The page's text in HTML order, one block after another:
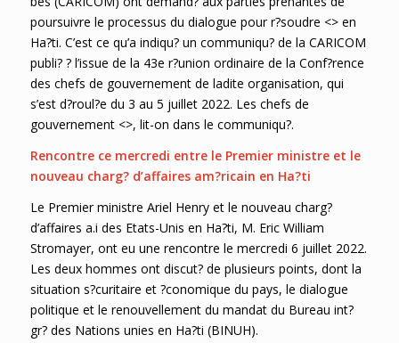
poursuivre le processus du dialogue pour r?soudre <> en
Ha?ti. C’est ce qu’a indiqu? un communiqu? de la CARICOM
publi? ? l’issue de la 43e r?union ordinaire de la Conf?rence
des chefs de gouvernement de ladite organisation, qui
s’est d?roul?e du 3 au 5 juillet 2022. Les chefs de
gouvernement <>, lit-on dans le communiqu?.
Rencontre ce mercredi entre le Premier ministre et le
nouveau charg? d’affaires am?ricain en Ha?ti
Le Premier ministre Ariel Henry et le nouveau charg?
d’affaires a.i des Etats-Unis en Ha?ti, M. Eric William
Stromayer, ont eu une rencontre le mercredi 6 juillet 2022.
Les deux hommes ont discut? de plusieurs points, dont la
situation s?curitaire et ?conomique du pays, le dialogue
politique et le renouvellement du mandat du Bureau int?
gr? des Nations unies en Ha?ti (BINUH).